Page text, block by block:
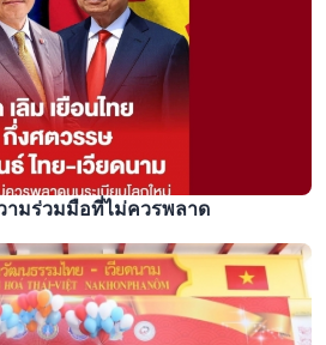
ามร่วมมือที่ไม่ควรพลาด